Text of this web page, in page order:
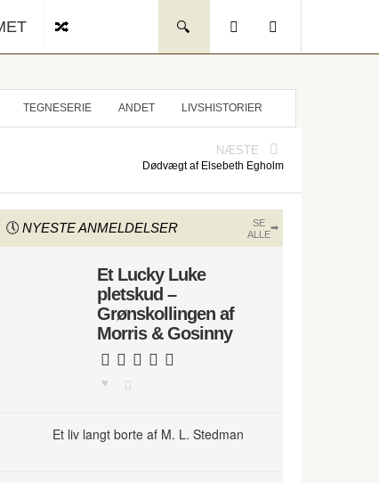
TEGNESERIE ANDET LIVSHISTORIER
NÆSTE
Dødvægt af Elsebeth Egholm
NYESTE ANMELDELSER
SE
ALLE
Et Lucky Luke
pletskud –
Grønskollingen af
Morris & Gosinny
Et liv langt borte af M. L. Stedman